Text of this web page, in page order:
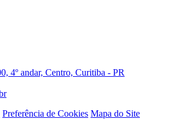
4º andar, Centro, Curitiba - PR
Preferência de Cookies Mapa do Site